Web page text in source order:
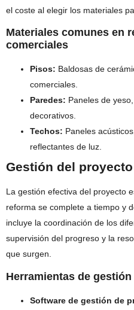
el coste al elegir los materiales
Materiales comunes en
comerciales
Pisos: Baldosas de
comerciales.
Paredes: Paneles de
decorativos.
Techos: Paneles
reflectantes de luz.
Gestión del proyecto
La gestión efectiva del proyecto
reforma se complete a tiempo y
incluye la coordinación de los
supervisión del progreso y la
que surgen.
Herramientas de
Software de gestión de